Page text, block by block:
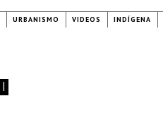
URBANISMO VIDEOS INDÍGENA
|